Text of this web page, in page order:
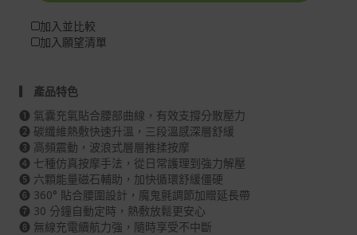
▎ 產品特色
❶ 氣囊充氣貼合腰部曲線，有效支撐分散壓力
❷ 碳纖維熱敷快速升溫，三段溫感深層舒緩
❸ 高頻震動，波浪式層層推揉按摩
❹ 七種仿真按摩手法，從日常護理到強力解壓
❺ 六顆能量磁石輔助，加快循環舒緩僵硬
❻ 360° 貼合腰圍設計，魔鬼氈調節加贈延長帶
❼ 30 分鐘自動定時，熱敷放鬆更安心
❽ 無線充電續航力強，隨時享受不中斷
加入並比較
加入願望清單